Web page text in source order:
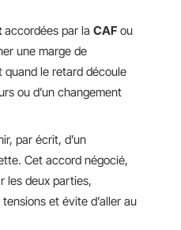
accordées par la CAF ou
une marge de
le retard découle
ou d’un changement
par écrit, d’un
Cet accord négocié,
les deux parties,
et évite d’aller au